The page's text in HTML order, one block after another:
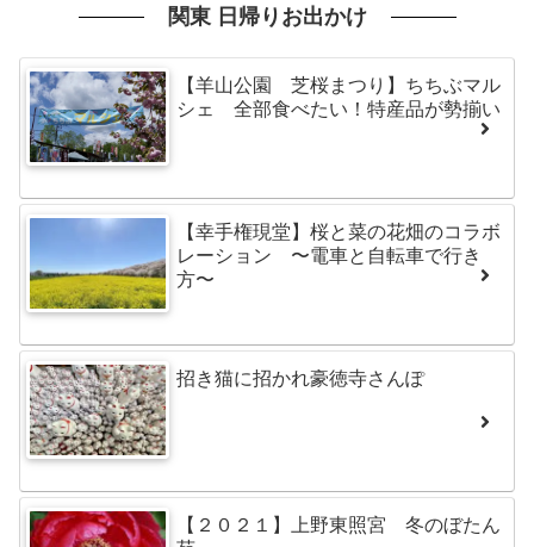
関東 日帰りお出かけ
【羊山公園 芝桜まつり】ちちぶマル
シェ 全部食べたい！特産品が勢揃い
【幸手権現堂】桜と菜の花畑のコラボ
レーション 〜電車と自転車で行き
方〜
招き猫に招かれ豪徳寺さんぽ
【２０２１】上野東照宮 冬のぼたん